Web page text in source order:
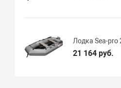
Лодка Sea-pro
21 164 руб.